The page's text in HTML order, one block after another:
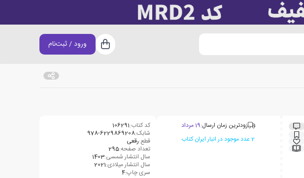
سبد خرید
ورود / ثبت‌نام
زودترین زمان ارسال:19 مرداد
2 عدد موجود در انبار ایران کتاب
کد کتاب:106291
شابک:
‏‫‬‮‭978-6229869208
قطع:رقعی
تعداد صفحه:‫295
سال انتشار شمسی:1403
سال انتشار میلادی:2021
سری چاپ:4